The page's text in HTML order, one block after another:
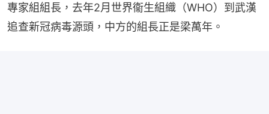
專家組組長，去年2月世界衞生組織（WHO）到武漢
追查新冠病毒源頭，中方的組長正是梁萬年。